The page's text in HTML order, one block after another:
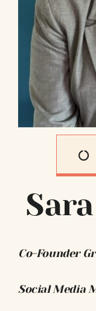
Co-Founder
Social Media